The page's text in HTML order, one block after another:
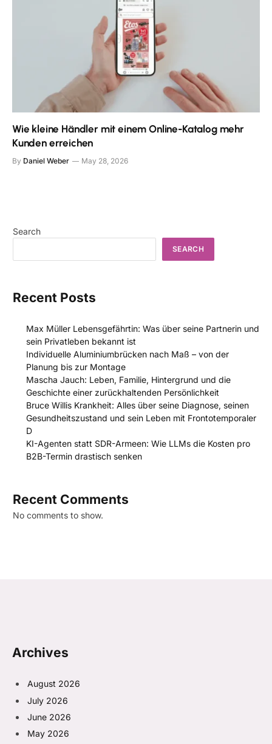
Wie kleine Händler mit einem Online-Katalog mehr
Kunden erreichen
By Daniel Weber May 28, 2026
Search
SEARCH
Recent Posts
Max Müller Lebensgefährtin: Was über seine Partnerin und
sein Privatleben bekannt ist
Individuelle Aluminiumbrücken nach Maß – von der
Planung bis zur Montage
Mascha Jauch: Leben, Familie, Hintergrund und die
Geschichte einer zurückhaltenden Persönlichkeit
Bruce Willis Krankheit: Alles über seine Diagnose, seinen
Gesundheitszustand und sein Leben mit Frontotemporaler
D
KI-Agenten statt SDR-Armeen: Wie LLMs die Kosten pro
B2B-Termin drastisch senken
Recent Comments
No comments to show.
Archives
August 2026
July 2026
June 2026
May 2026